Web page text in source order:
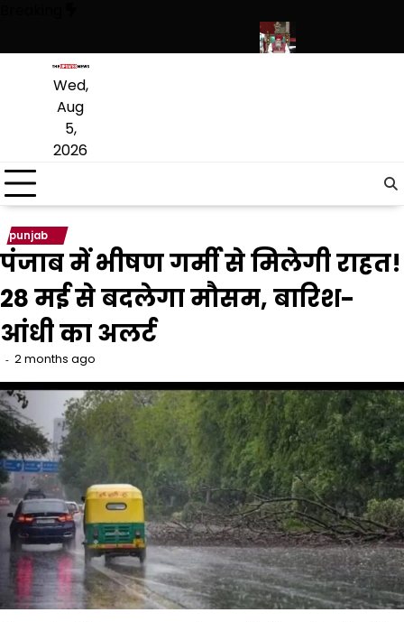
content
Wed,
Aug
5,
2026
punjab
पंजाब में भीषण गर्मी से मिलेगी राहत!
28 मई से बदलेगा मौसम, बारिश-
आंधी का अलर्ट
2 months ago